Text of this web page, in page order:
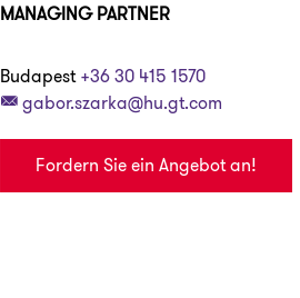
MANAGING PARTNER
Budapest +36 30 415 1570
gabor.szarka@hu.gt.com
Fordern Sie ein Angebot an!